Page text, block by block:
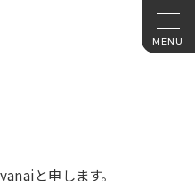
と申します。